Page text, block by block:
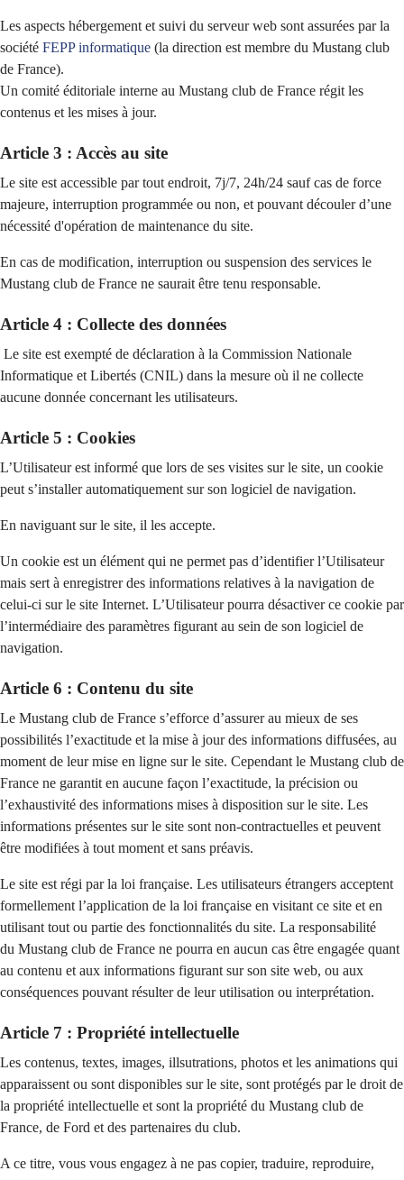
Les aspects hébergement et suivi du serveur web sont assurées par la
société FEPP informatique (la direction est membre du Mustang club
de France).
Un comité éditoriale interne au Mustang club de France régit les
contenus et les mises à jour.
Article 3 : Accès au site
Le site est accessible par tout endroit, 7j/7, 24h/24 sauf cas de force
majeure, interruption programmée ou non, et pouvant découler d’une
nécessité d'opération de maintenance du site.
En cas de modification, interruption ou suspension des services le
Mustang club de France ne saurait être tenu responsable.
Article 4 : Collecte des données
Le site est exempté de déclaration à la Commission Nationale
Informatique et Libertés (CNIL) dans la mesure où il ne collecte
aucune donnée concernant les utilisateurs.
Article 5 : Cookies
L’Utilisateur est informé que lors de ses visites sur le site, un cookie
peut s’installer automatiquement sur son logiciel de navigation.
En naviguant sur le site, il les accepte.
Un cookie est un élément qui ne permet pas d’identifier l’Utilisateur
mais sert à enregistrer des informations relatives à la navigation de
celui-ci sur le site Internet. L’Utilisateur pourra désactiver ce cookie par
l’intermédiaire des paramètres figurant au sein de son logiciel de
navigation.
Article 6 : Contenu du site
Le Mustang club de France s’efforce d’assurer au mieux de ses
possibilités l’exactitude et la mise à jour des informations diffusées, au
moment de leur mise en ligne sur le site. Cependant le Mustang club de
France ne garantit en aucune façon l’exactitude, la précision ou
l’exhaustivité des informations mises à disposition sur le site. Les
informations présentes sur le site sont non-contractuelles et peuvent
être modifiées à tout moment et sans préavis.
Le site est régi par la loi française. Les utilisateurs étrangers acceptent
formellement l’application de la loi française en visitant ce site et en
utilisant tout ou partie des fonctionnalités du site. La responsabilité
du Mustang club de France ne pourra en aucun cas être engagée quant
au contenu et aux informations figurant sur son site web, ou aux
conséquences pouvant résulter de leur utilisation ou interprétation.
Article 7 : Propriété intellectuelle
Les contenus, textes, images, illsutrations, photos et les animations qui
apparaissent ou sont disponibles sur le site, sont protégés par le droit de
la propriété intellectuelle et sont la propriété du Mustang club de
France, de Ford et des partenaires du club.
A ce titre, vous vous engagez à ne pas copier, traduire, reproduire,